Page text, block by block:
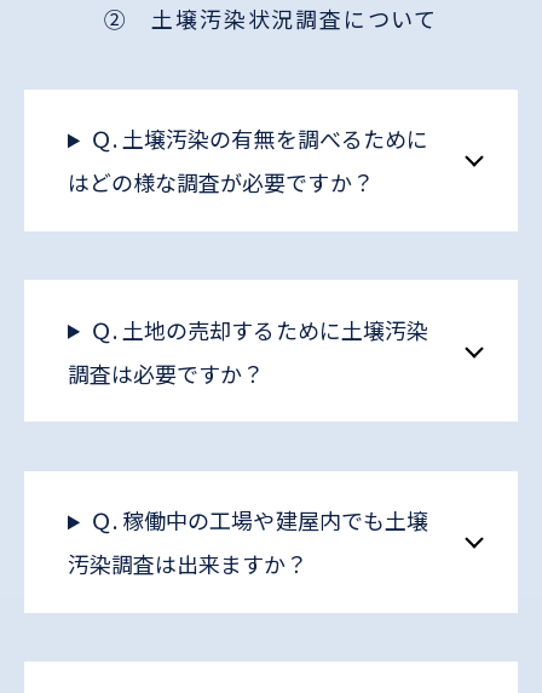
② 土壌汚染状況調査について
Ｑ. 土壌汚染の有無を調べるために
はどの様な調査が必要ですか？
Ｑ. 土地の売却するために土壌汚染
調査は必要ですか？
Ｑ. 稼働中の工場や建屋内でも土壌
汚染調査は出来ますか？